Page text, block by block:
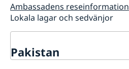
Ambassadens reseinformation
Lokala lagar och sedvänjor
Pakistan